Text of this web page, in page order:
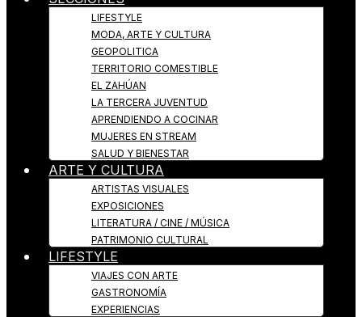
LIFESTYLE
MODA, ARTE Y CULTURA
GEOPOLITICA
TERRITORIO COMESTIBLE
EL ZAHÚAN
LA TERCERA JUVENTUD
APRENDIENDO A COCINAR
MUJERES EN STREAM
SALUD Y BIENESTAR
ARTE Y CULTURA
ARTISTAS VISUALES
EXPOSICIONES
LITERATURA / CINE / MÚSICA
PATRIMONIO CULTURAL
LIFESTYLE
VIAJES CON ARTE
GASTRONOMÍA
EXPERIENCIAS